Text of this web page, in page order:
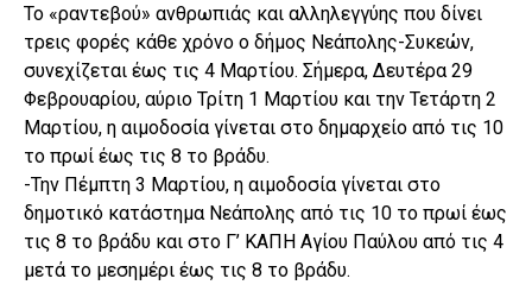
Το «ραντεβού» ανθρωπιάς και αλληλεγγύης που δίνει
τρεις φορές κάθε χρόνο ο δήμος Νεάπολης-Συκεών,
συνεχίζεται έως τις 4 Μαρτίου. Σήμερα, Δευτέρα 29
Φεβρουαρίου, αύριο Τρίτη 1 Μαρτίου και την Τετάρτη 2
Μαρτίου, η αιμοδοσία γίνεται στο δημαρχείο από τις 10
το πρωί έως τις 8 το βράδυ.
-Την Πέμπτη 3 Μαρτίου, η αιμοδοσία γίνεται στο
δημοτικό κατάστημα Νεάπολης από τις 10 το πρωί έως
τις 8 το βράδυ και στο Γ’ ΚΑΠΗ Αγίου Παύλου από τις 4
μετά το μεσημέρι έως τις 8 το βράδυ.